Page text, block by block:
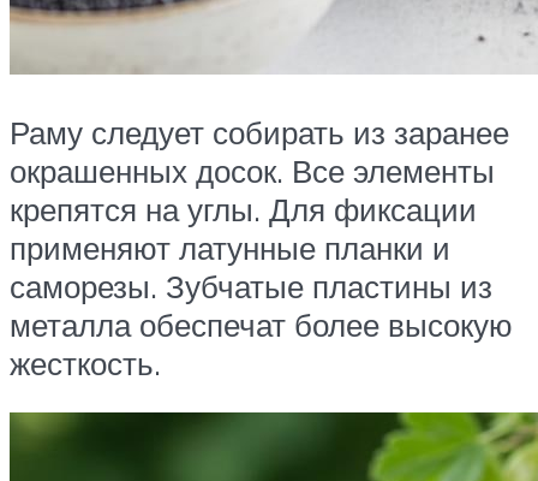
Раму следует собирать из заранее
окрашенных досок. Все элементы
крепятся на углы. Для фиксации
применяют латунные планки и
саморезы. Зубчатые пластины из
металла обеспечат более высокую
жесткость.